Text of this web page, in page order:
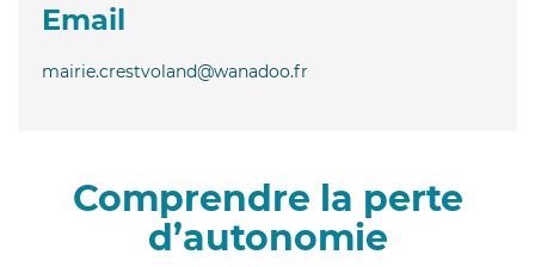
Email
mairie.crestvoland@wanadoo.fr
Comprendre la perte
d’autonomie